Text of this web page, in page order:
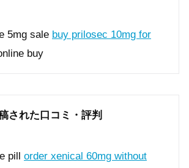
5mg sale buy prilosec 10mg for
buy
された口コミ・評判
pill order xenical 60mg without